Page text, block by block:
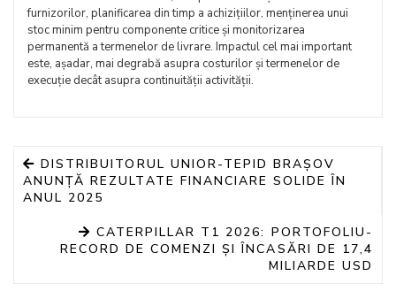
furnizorilor, planificarea din timp a achizițiilor, menținerea unui
stoc minim pentru componente critice și monitorizarea
permanentă a termenelor de livrare. Impactul cel mai important
este, așadar, mai degrabă asupra costurilor și termenelor de
execuție decât asupra continuității activității.
DISTRIBUITORUL UNIOR-TEPID BRAȘOV
ANUNȚĂ REZULTATE FINANCIARE SOLIDE ÎN
ANUL 2025
CATERPILLAR T1 2026: PORTOFOLIU-
RECORD DE COMENZI ȘI ÎNCASĂRI DE 17,4
MILIARDE USD